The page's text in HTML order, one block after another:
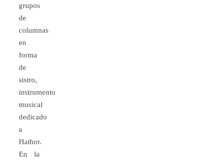
grupos
de
columnas
en
forma
de
sistro,
instrumento
musical
dedicado
a
Hathor.
En la